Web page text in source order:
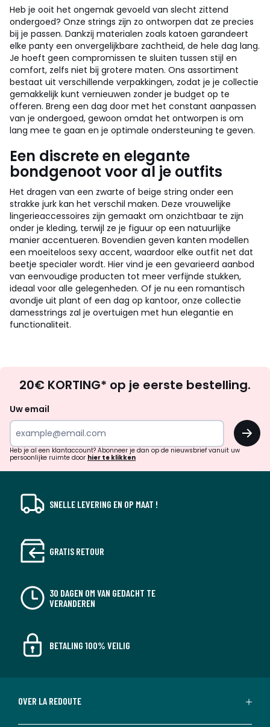
Heb je ooit het ongemak gevoeld van slecht zittend
ondergoed? Onze strings zijn zo ontworpen dat ze precies
bij je passen. Dankzij materialen zoals katoen garandeert
elke panty een onvergelijkbare zachtheid, de hele dag lang.
Je hoeft geen compromissen te sluiten tussen stijl en
comfort, zelfs niet bij grotere maten. Ons assortiment
bestaat uit verschillende verpakkingen, zodat je je collectie
gemakkelijk kunt vernieuwen zonder je budget op te
offeren. Breng een dag door met het constant aanpassen
van je ondergoed, gewoon omdat het ontworpen is om
lang mee te gaan en je optimale ondersteuning te geven.
Een discrete en elegante
bondgenoot voor al je outfits
Het dragen van een zwarte of beige string onder een
strakke jurk kan het verschil maken. Deze vrouwelijke
lingerieaccessoires zijn gemaakt om onzichtbaar te zijn
onder je kleding, terwijl ze je figuur op een natuurlijke
manier accentueren. Bovendien geven kanten modellen
een moeiteloos sexy accent, waardoor elke outfit net dat
beetje specialer wordt. Hier vind je een gevarieerd aanbod
van eenvoudige producten tot meer verfijnde stukken,
ideaal voor alle gelegenheden. Of je nu een romantisch
avondje uit plant of een dag op kantoor, onze collectie
damesstrings zal je overtuigen met hun elegantie en
functionaliteit.
zoek
inspiratie
verrassingen?
20€ KORTING* op je eerste bestelling.
Uw email
OK
Heb je al een klantaccount? Abonneer je dan op de nieuwsbrief vanuit uw
persoonlijke ruimte door hier te klikken
SNELLE LEVERING EN OP MAAT !
GRATIS RETOUR
30 DAGEN OM VAN GEDACHT TE
VERANDEREN
BETALING 100% VEILIG
OVER LA REDOUTE